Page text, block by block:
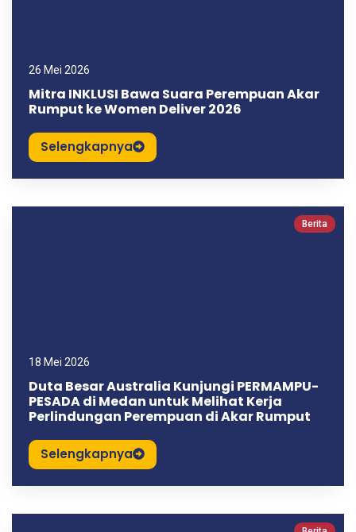
26 Mei 2026
Mitra INKLUSI Bawa Suara Perempuan Akar
Rumput ke Women Deliver 2026
Selengkapnya
Berita
18 Mei 2026
Duta Besar Australia Kunjungi PERMAMPU-
PESADA di Medan untuk Melihat Kerja
Perlindungan Perempuan di Akar Rumput
Selengkapnya